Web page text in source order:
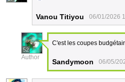
Vanou Titiyou 06/01/2026
52
Author
C'est les coupes
Sandymoon 06/05/